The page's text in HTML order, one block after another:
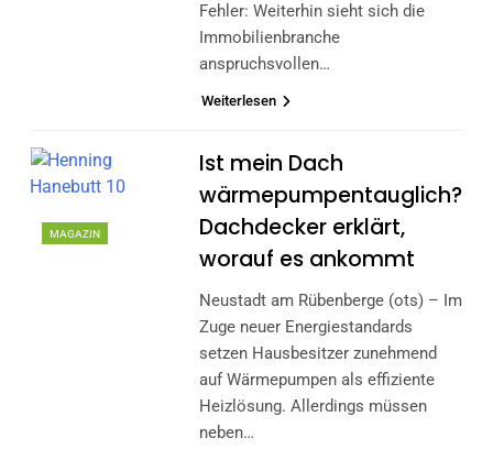
Fehler: Weiterhin sieht sich die
Immobilienbranche
anspruchsvollen…
Weiterlesen
MAGAZIN
Ist mein Dach
wärmepumpentauglich?
Dachdecker erklärt,
worauf es ankommt
Neustadt am Rübenberge (ots) – Im
Zuge neuer Energiestandards
setzen Hausbesitzer zunehmend
auf Wärmepumpen als effiziente
Heizlösung. Allerdings müssen
neben…